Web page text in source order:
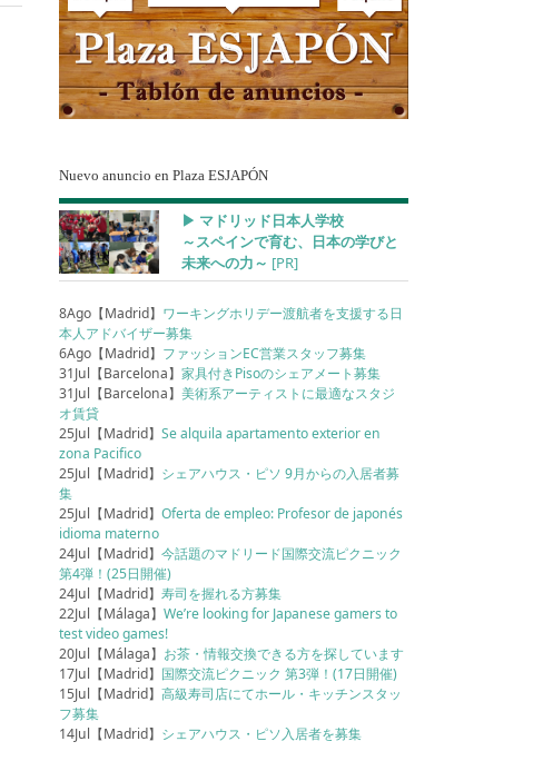
Nuevo anuncio en Plaza ESJAPÓN
▶︎ マドリッド日本人学校
～スペインで育む、日本の学びと
未来への力～ [PR]
8Ago【Madrid】 ワーキングホリデー渡航者を支援する日
本人アドバイザー募集
6Ago【Madrid】 ファッションEC営業スタッフ募集
31Jul【Barcelona】家具付きPisoのシェアメート募集
31Jul【Barcelona】美術系アーティストに最適なスタジ
オ賃貸
25Jul【Madrid】Se alquila apartamento exterior en
zona Pacifico
25Jul【Madrid】 シェアハウス・ピソ 9月からの入居者募
集
25Jul【Madrid】Oferta de empleo: Profesor de japonés
idioma materno
24Jul【Madrid】今話題のマドリード国際交流ピクニック
第4弾！(25日開催)
24Jul【Madrid】寿司を握れる方募集
22Jul【Málaga】We’re looking for Japanese gamers to
test video games!
20Jul【Málaga】 お茶・情報交換できる方を探しています
17Jul【Madrid】 国際交流ピクニック 第3弾！(17日開催)
15Jul【Madrid】高級寿司店にてホール・キッチンスタッ
フ募集
14Jul【Madrid】 シェアハウス・ピソ入居者を募集